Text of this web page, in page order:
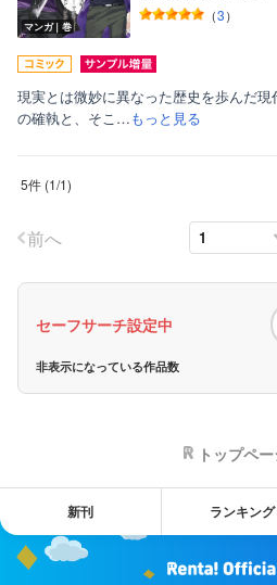
マンガ｜巻
（3）
現実とは微妙に異なった歴史を歩んだ
の確執と、そこ…もっと見る
5件 (1/1)
前へ
セーフサーチ設定中
非表示になっている作品数
トップペ
新刊 ランキング